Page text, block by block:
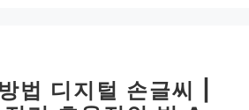
법 디지털 손글씨 |